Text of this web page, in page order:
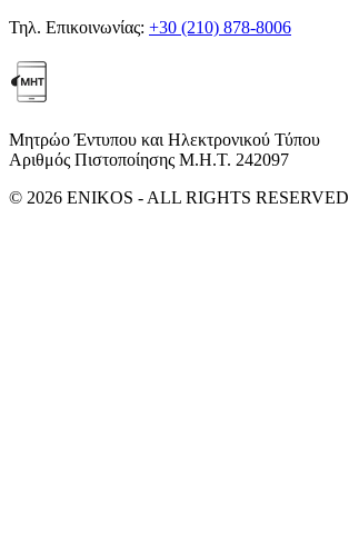
Τηλ. Επικοινωνίας: +30 (210) 878-8006
Μητρώο Έντυπου και Ηλεκτρονικού Τύπου
Αριθμός Πιστοποίησης Μ.Η.Τ. 242097
© 2026 ENIKOS - ALL RIGHTS RESERVED